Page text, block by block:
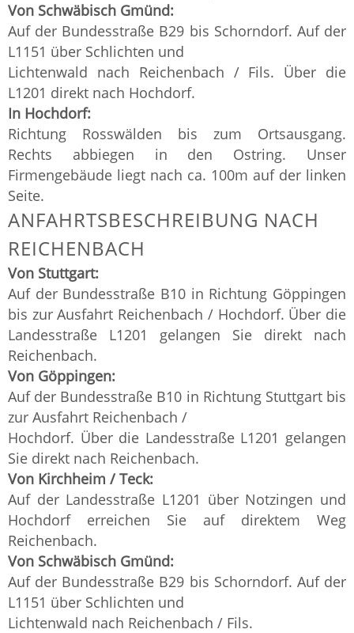
Von Schwäbisch Gmünd:
Auf der Bundesstraße B29 bis Schorndorf. Auf der
L1151 über Schlichten und
Lichtenwald nach Reichenbach / Fils. Über die
L1201 direkt nach Hochdorf.
In Hochdorf:
Richtung Rosswälden bis zum Ortsausgang.
Rechts abbiegen in den Ostring. Unser
Firmengebäude liegt nach ca. 100m auf der linken
Seite.
ANFAHRTSBESCHREIBUNG NACH
REICHENBACH
Von Stuttgart:
Auf der Bundesstraße B10 in Richtung Göppingen
bis zur Ausfahrt Reichenbach / Hochdorf. Über die
Landesstraße L1201 gelangen Sie direkt nach
Reichenbach.
Von Göppingen:
Auf der Bundesstraße B10 in Richtung Stuttgart bis
zur Ausfahrt Reichenbach /
Hochdorf. Über die Landesstraße L1201 gelangen
Sie direkt nach Reichenbach.
Von Kirchheim / Teck:
Auf der Landesstraße L1201 über Notzingen und
Hochdorf erreichen Sie auf direktem Weg
Reichenbach.
Von Schwäbisch Gmünd:
Auf der Bundesstraße B29 bis Schorndorf. Auf der
L1151 über Schlichten und
Lichtenwald nach Reichenbach / Fils.